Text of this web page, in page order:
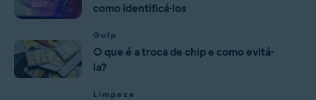
como identificá-los
Golp
O que é a troca de chip e como evitá-
la?
Limpeza